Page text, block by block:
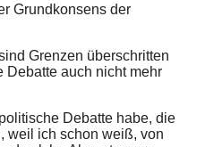
Grundkonsens der
Grenzen überschritten
Debatte auch nicht mehr
Debatte habe, die
weil ich schon weiß, von